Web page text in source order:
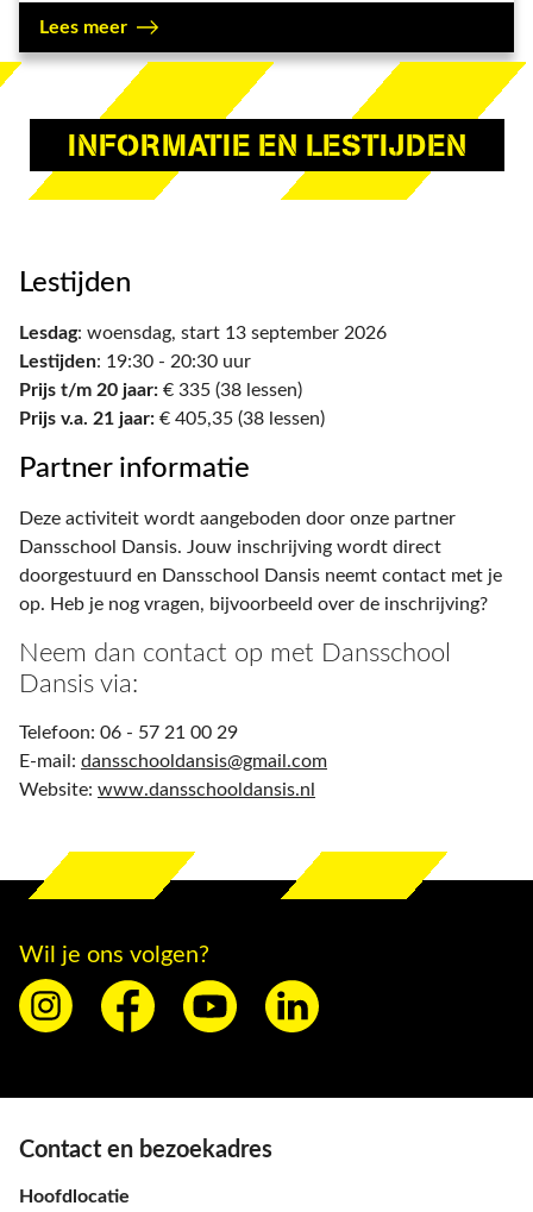
Lees meer
INFORMATIE EN LESTIJDEN
Lestijden
Lesdag: woensdag, start 13 september 2026
Lestijden: 19:30 - 20:30 uur
Prijs t/m 20 jaar: € 335 (38 lessen)
Prijs v.a. 21 jaar: € 405,35 (38 lessen)
Partner informatie
Deze activiteit wordt aangeboden door onze partner
Dansschool Dansis. Jouw inschrijving wordt direct
doorgestuurd en Dansschool Dansis neemt contact met je
op. Heb je nog vragen, bijvoorbeeld over de inschrijving?
Neem dan contact op met Dansschool
Dansis via:
Telefoon: 06 - 57 21 00 29
E-mail: dansschooldansis@gmail.com
Website: www.dansschooldansis.nl
Wil je ons volgen?
Contact en bezoekadres
Hoofdlocatie